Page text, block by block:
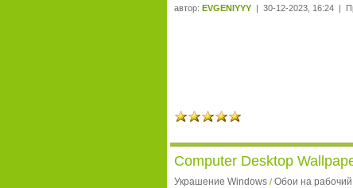
автор: EVGENIYYY | 30-12-2023, 16:24 |
Computer Desktop
Украшение Windows / Обои на рабочий